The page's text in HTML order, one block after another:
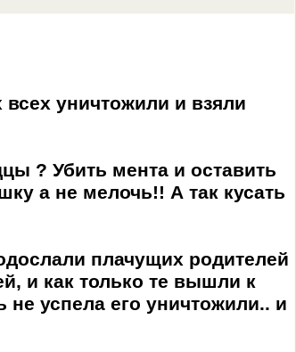
всех уничтожили и взяли
? Убить мента и оставить
а не мелочь!! А так кусать
плачущих родителей
и как только те вышли к
не успела его уничтожили.. и